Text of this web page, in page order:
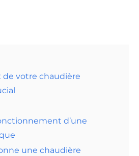
de votre chaudière
d’une
une chaudière